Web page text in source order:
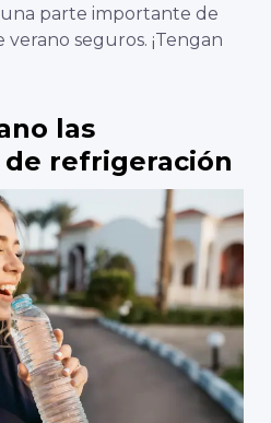
parte importante de
seguros. ¡Tengan
las
refrigeración